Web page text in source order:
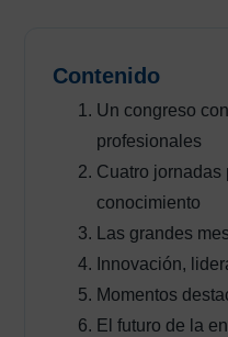
Contenido
Un congreso
profesionales
Cuatro jornadas
conocimiento
Las grandes
Innovación,
Momentos
El futuro de la